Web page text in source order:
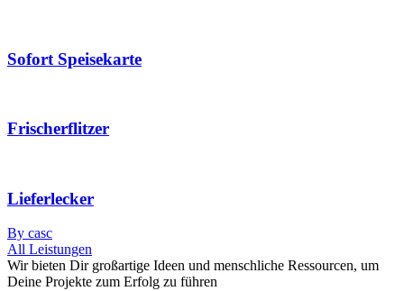
Sofort Speisekarte
Frischerflitzer
Lieferlecker
By casc
All Leistungen
Wir bieten Dir großartige Ideen und menschliche Ressourcen, um
Deine Projekte zum Erfolg zu führen